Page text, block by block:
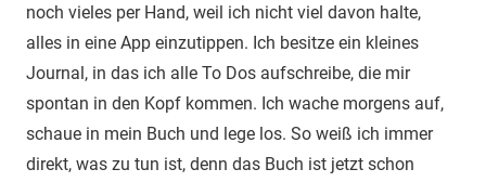
noch vieles per Hand, weil ich nicht viel davon halte,
alles in eine App einzutippen. Ich besitze ein kleines
Journal, in das ich alle To Dos aufschreibe, die mir
spontan in den Kopf kommen. Ich wache morgens auf,
schaue in mein Buch und lege los. So weiß ich immer
direkt, was zu tun ist, denn das Buch ist jetzt schon